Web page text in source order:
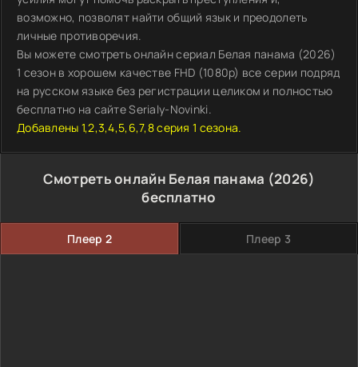
возможно, позволят найти общий язык и преодолеть
личные противоречия.
Вы можете смотреть онлайн сериал Белая панама (2026)
1 сезон в хорошем качестве FHD (1080p) все серии подряд
на русском языке без регистрации целиком и полностью
бесплатно на сайте Serialy-Novinki.
Добавлены 1,2,3,4,5,6,7,8 серия 1 сезона.
Смотреть онлайн Белая панама (2026)
бесплатно
Плеер 2 Плеер 3